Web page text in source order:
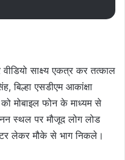
साक्ष्य एकत्र कर तत्काल
बिल्हा एसडीएम आकांक्षा
को मोबाइल फोन के माध्यम से
स्थल पर मौजूद लोग लोड
लेकर मौके से भाग निकले।